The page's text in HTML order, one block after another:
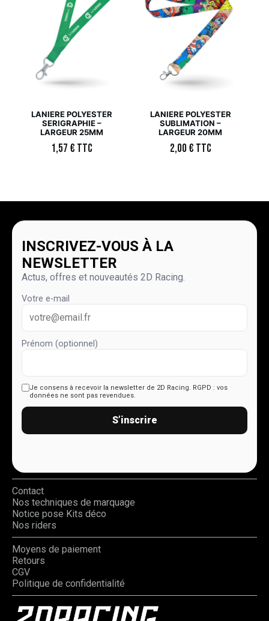
LANIERE POLYESTER
SERIGRAPHIE –
LARGEUR 25MM
1,57 € TTC
LANIERE POLYESTER
SUBLIMATION –
LARGEUR 20MM
2,00€ TTC
INSCRIVEZ-VOUS À LA
NEWSLETTER
Actus, offres et nouveautés 2D Racing.
Votre e-mail
Prénom (optionnel)
Je consens à recevoir la newsletter de 2D Racing. RGPD : vos
données ne sont pas revendues.
S’inscrire
Contact
Nos techniques de marquage
Notice pose Kits déco
Nos riders
Moyens de paiement
Retours
CGV
Politique de confidentialité